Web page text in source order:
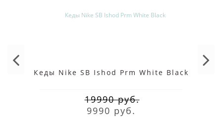
Кеды Nike SB Ishod Prm White Black
19990 руб.
9990 руб.